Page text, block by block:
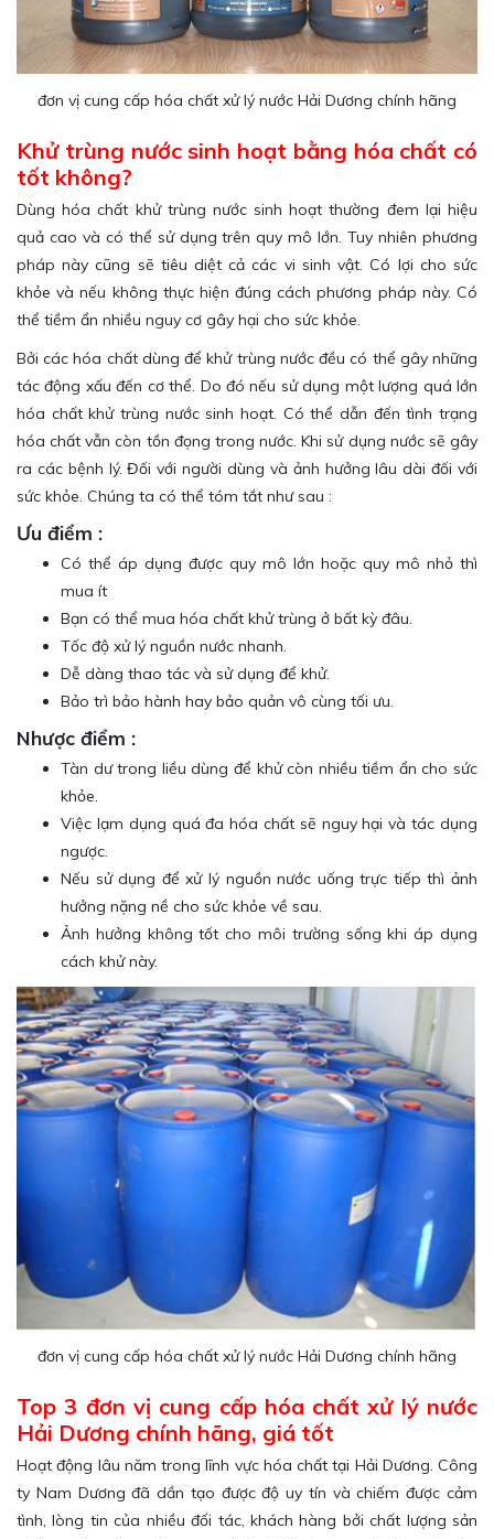
đơn vị cung cấp hóa chất xử lý nước Hải Dương chính hãng
Khử trùng nước sinh hoạt bằng hóa chất có
tốt không?
Dùng hóa chất khử trùng nước sinh hoạt thường đem lại hiệu
quả cao và có thể sử dụng trên quy mô lớn. Tuy nhiên phương
pháp này cũng sẽ tiêu diệt cả các vi sinh vật. Có lợi cho sức
khỏe và nếu không thực hiện đúng cách phương pháp này. Có
thể tiềm ẩn nhiều nguy cơ gây hại cho sức khỏe.
Bởi các hóa chất dùng để khử trùng nước đều có thể gây những
tác động xấu đến cơ thể. Do đó nếu sử dụng một lượng quá lớn
hóa chất khử trùng nước sinh hoạt. Có thể dẫn đến tình trạng
hóa chất vẫn còn tồn đọng trong nước. Khi sử dụng nước sẽ gây
ra các bệnh lý. Đối với người dùng và ảnh hưởng lâu dài đối với
sức khỏe. Chúng ta có thể tóm tắt như sau :
Ưu điểm :
Có thể áp dụng được quy mô lớn hoặc quy mô nhỏ thì
mua ít
Bạn có thể mua hóa chất khử trùng ở bất kỳ đâu.
Tốc độ xử lý nguồn nước nhanh.
Dễ dàng thao tác và sử dụng để khử.
Bảo trì bảo hành hay bảo quản vô cùng tối ưu.
Nhược điểm :
Tàn dư trong liều dùng để khử còn nhiều tiềm ẩn cho sức
khỏe.
Việc lạm dụng quá đa hóa chất sẽ nguy hại và tác dụng
ngược.
Nếu sử dụng để xử lý nguồn nước uống trực tiếp thì ảnh
hưởng nặng nề cho sức khỏe về sau.
Ảnh hưởng không tốt cho môi trường sống khi áp dụng
cách khử này.
đơn vị cung cấp hóa chất xử lý nước Hải Dương chính hãng
Top 3 đơn vị cung cấp hóa chất xử lý nước
Hải Dương chính hãng, giá tốt
Hoạt động lâu năm trong lĩnh vực hóa chất tại Hải Dương. Công
ty Nam Dươngđã dần tạo được độ uy tín và chiếm được cảm
tình, lòng tin của nhiều đối tác, khách hàng bởi chất lượng sản